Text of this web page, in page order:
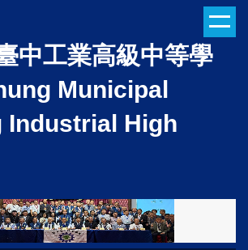
中工業高級中等學
Municipal
Industrial High